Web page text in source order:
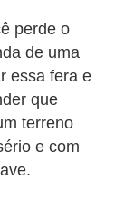
perde o
de uma
essa fera e
que
terreno
e com